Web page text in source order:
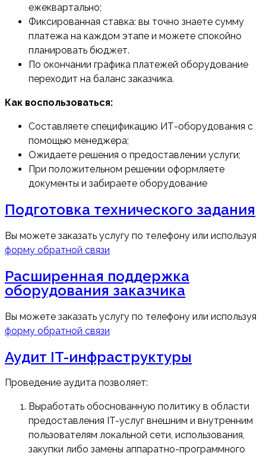
ежеквартально;
Фиксированная ставка: вы точно знаете сумму
платежа на каждом этапе и можете спокойно
планировать бюджет.
По окончании графика платежей оборудование
переходит на баланс заказчика.
Как воспользоваться:
Составляете спецификацию ИТ-оборудования с
помощью менеджера;
Ожидаете решения о предоставлении услуги;
При положительном решении оформляете
документы и забираете оборудование
Подготовка технического задания
Вы можете заказать услугу по телефону или используя
форму обратной связи
Расширенная поддержка
оборудования заказчика
Вы можете заказать услугу по телефону или используя
форму обратной связи
Аудит IT-инфраструктуры
Проведение аудита позволяет:
Выработать обоснованную политику в области
предоставления IT-услуг внешним и внутренним
пользователям локальной сети, использования,
закупки либо замены аппаратно-программного